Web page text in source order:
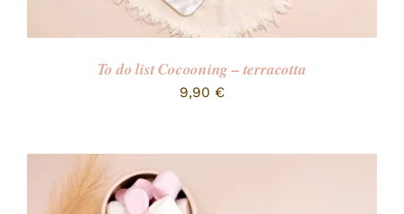
To do list Cocooning – terracotta
9,90 €